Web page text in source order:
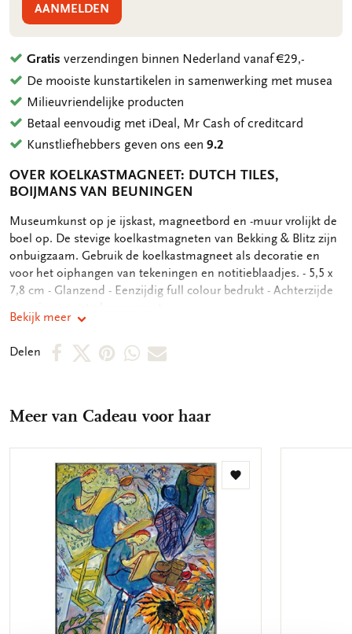
AANMELDEN
Gratis verzendingen binnen Nederland vanaf €29,-
De mooiste kunstartikelen in samenwerking met musea
Milieuvriendelijke producten
Betaal eenvoudig met iDeal, Mr Cash of creditcard
Kunstliefhebbers geven ons een9.2
OVER KOELKASTMAGNEET: DUTCH TILES,
BOIJMANS VAN BEUNINGEN
OMSCHRIJVING
Museumkunst op je ijskast, magneetbord en -muur vrolijkt de
boel op. De stevige koelkastmagneten van Bekking & Blitz zijn
onbuigzaam. Gebruik de koelkastmagneet als decoratie en
voor het oiphangen van tekeningen en notitieblaadjes. - 5,5 x
7,8 cm - Glanzend - Eenzijdig full colour bedrukt - Achterzijde
Bekijk meer
Delen
DeelDeelDeelDeelDeel
mail
Meer van Cadeau voor haar
Toevoegen